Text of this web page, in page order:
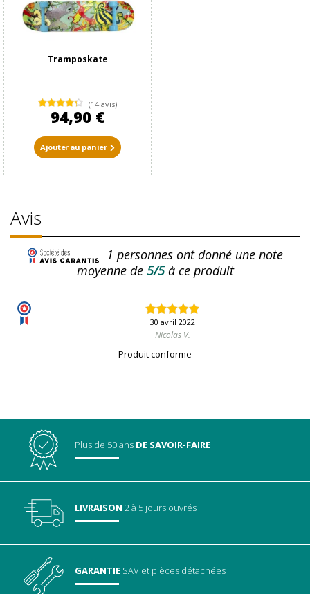
Tramposkate
(14 avis)
94,90 €
Ajouter au panier
Avis
1 personnes ont donné une note
moyenne de5/5à ce produit
30 avril 2022
Nicolas V.
Produit conforme
Plus de 50 ans DE SAVOIR-FAIRE
LIVRAISON 2 à 5 jours ouvrés
GARANTIE SAV et pièces détachées